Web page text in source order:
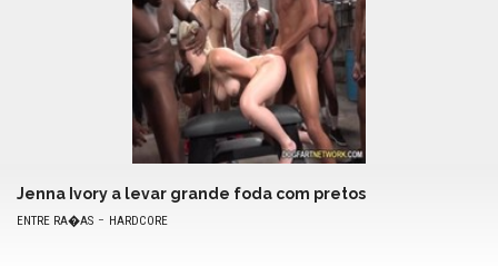
Jenna Ivory a levar grande foda com pretos
ENTRE RA�AS - HARDCORE